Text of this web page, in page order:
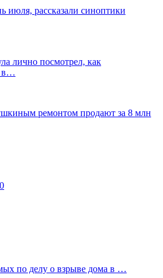
июля, рассказали синоптики
лично посмотрел, как
в…
ремонтом продают за 8 млн
по делу о взрыве дома в …